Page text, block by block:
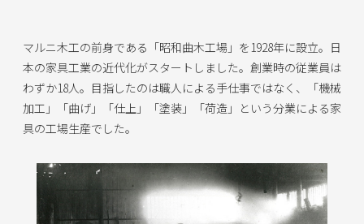
マルニ木工の前身である「昭和曲木工場」を1928年に設立。日
本の家具工業の近代化がスタートしました。創業時の従業員は
わずか18人。目指したのは職人による手仕事ではなく、「機械
加工」「曲げ」「仕上」「塗装」「荷造」という分業による家
具の工場生産でした。